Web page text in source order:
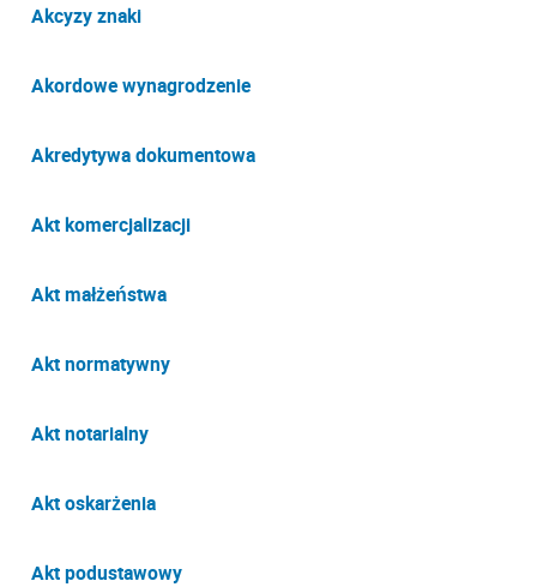
Akcyzy znaki
Akordowe wynagrodzenie
Akredytywa dokumentowa
Akt komercjalizacji
Akt małżeństwa
Akt normatywny
Akt notarialny
Akt oskarżenia
Akt podustawowy